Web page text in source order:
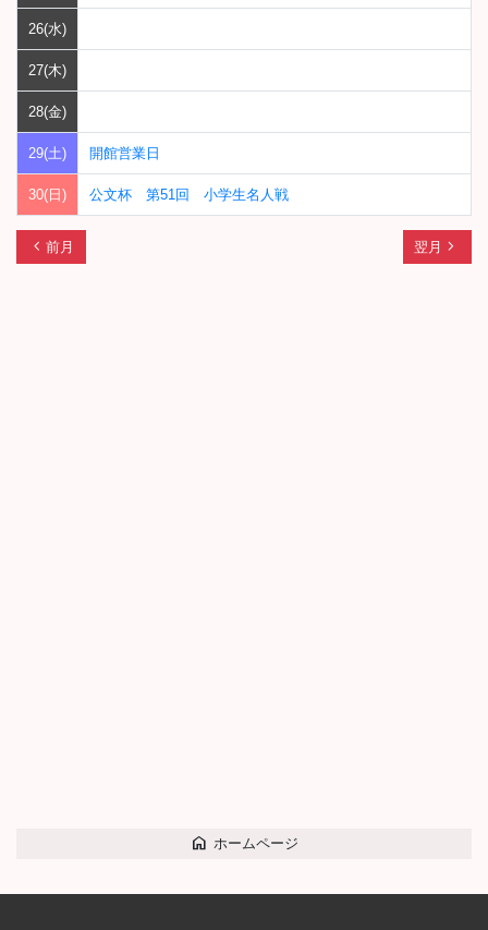
26(水)
27(木)
28(金)
29(土) 開館営業日
30(日) 公文杯 第51回 小学生名人戦
chevron_left 前月 翌月 navigate_next
home ホームページ